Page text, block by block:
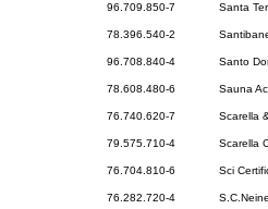
96.709.850-7 Santa
78.396.540-2
96.708.840-4 Santo
78.608.480-6 Sauna
76.740.620-7 Scarella
79.575.710-4 Scarella
76.704.810-6 Sci
76.282.720-4